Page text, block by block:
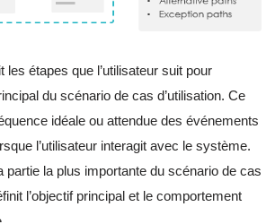
les étapes que l’utilisateur suit pour
du scénario de cas d’utilisation. Ce
idéale ou attendue des événements
l’utilisateur interagit avec le système.
partie la plus importante du scénario de cas
l’objectif principal et le comportement